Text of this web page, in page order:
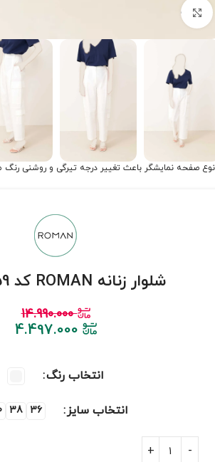
برای بزرگنمایی کلیک کنید
نوع صفحه نمایشگر باعث تغییر درجه تیرگی و روشنی
شلوار زنانه ROMAN کد Y2312059
14.990.000
4.497.000
انتخاب رنگ
انتخاب سایز 36
38